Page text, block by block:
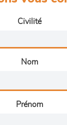
Civilité
Nom
Prénom